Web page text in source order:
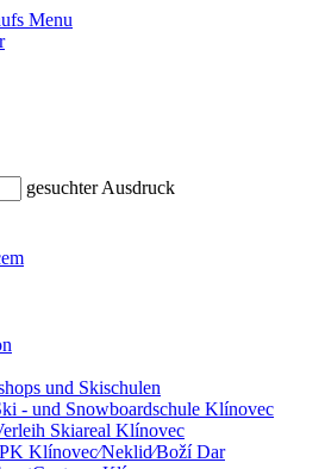
Menu
gesuchter Ausdruck
und Skischulen
- und Snowboardschule Klínovec
Skiareal Klínovec
Klínovec⁄Neklid⁄Boží Dar